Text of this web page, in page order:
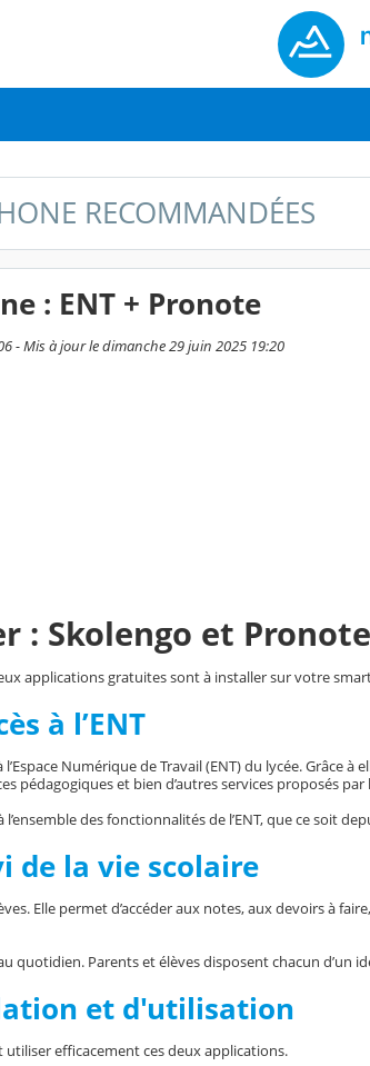
RECOMMANDÉES
: ENT + Pronote
- Mis à jour le dimanche 29 juin 2025 19:20
: Skolengo et Pronote
applications gratuites sont à installer sur votre
à l’ENT
Numérique de Travail (ENT) du lycée. Grâce à
pédagogiques et bien d’autres services proposés par
des fonctionnalités de l’ENT, que ce soit
de la vie scolaire
Elle permet d’accéder aux notes, aux devoirs à
quotidien. Parents et élèves disposent chacun
et d'utilisation
efficacement ces deux applications.